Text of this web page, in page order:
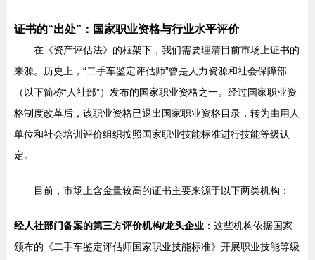
证书的“出处”：国家职业资格与行业水平评价
在《资产评估法》的框架下，我们需要理清目前市场上证书的
来源。历史上，“二手车鉴定评估师”曾是人力资源和社会保障部
（以下简称“人社部”）发布的国家职业资格之一。经过国家职业资
格制度改革后，该职业资格已退出国家职业资格目录，转为由用人
单位和社会培训评价组织按照国家职业技能标准进行技能等级认
定。
目前，市场上含金量较高的证书主要来源于以下两类机构：
经人社部门备案的第三方评价机构/龙头企业 ：这些机构依据国家
颁布的《二手车鉴定评估师国家职业技能标准》开展职业技能等级